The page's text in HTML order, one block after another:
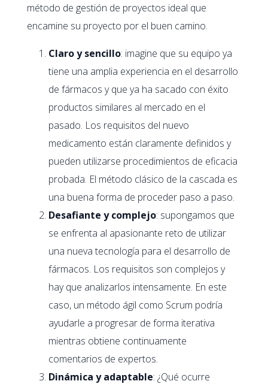
método de gestión de proyectos ideal que
encamine su proyecto por el buen camino.
Claro y sencillo: imagine que su equipo ya
tiene una amplia experiencia en el desarrollo
de fármacos y que ya ha sacado con éxito
productos similares al mercado en el
pasado. Los requisitos del nuevo
medicamento están claramente definidos y
pueden utilizarse procedimientos de eficacia
probada. El método clásico de la cascada es
una buena forma de proceder paso a paso.
Desafiante y complejo: supongamos que
se enfrenta al apasionante reto de utilizar
una nueva tecnología para el desarrollo de
fármacos. Los requisitos son complejos y
hay que analizarlos intensamente. En este
caso, un método ágil como Scrum podría
ayudarle a progresar de forma iterativa
mientras obtiene continuamente
comentarios de expertos.
Dinámica y adaptable: ¿Qué ocurre